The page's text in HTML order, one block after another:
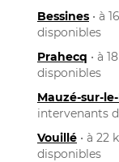
Bessines • à
disponibles
Prahecq • à
disponibles
Mauzé-sur-
intervenants
Vouillé • à 22
disponibles